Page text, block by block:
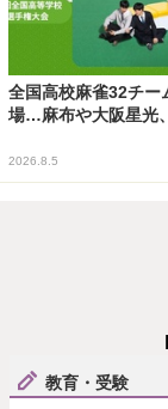
全国高校麻雀32チー
場…麻布や大阪星光
2026.8.5
教育・受験